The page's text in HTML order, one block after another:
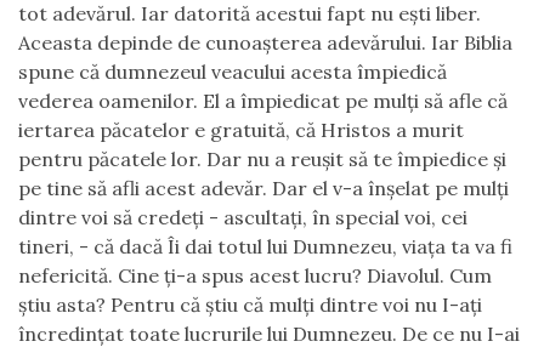
tot adevărul. Iar datorită acestui fapt nu eşti liber.
Aceasta depinde de cunoaşterea adevărului. Iar Biblia
spune că dumnezeul veacului acesta împiedică
vederea oamenilor. El a împiedicat pe mulţi să afle că
iertarea păcatelor e gratuită, că Hristos a murit
pentru păcatele lor. Dar nu a reuşit să te împiedice şi
pe tine să afli acest adevăr. Dar el v-a înşelat pe mulţi
dintre voi să credeţi - ascultaţi, în special voi, cei
tineri, - că dacă Îi dai totul lui Dumnezeu, viaţa ta va fi
nefericită. Cine ţi-a spus acest lucru? Diavolul. Cum
ştiu asta? Pentru că ştiu că mulţi dintre voi nu I-aţi
încredinţat toate lucrurile lui Dumnezeu. De ce nu I-ai